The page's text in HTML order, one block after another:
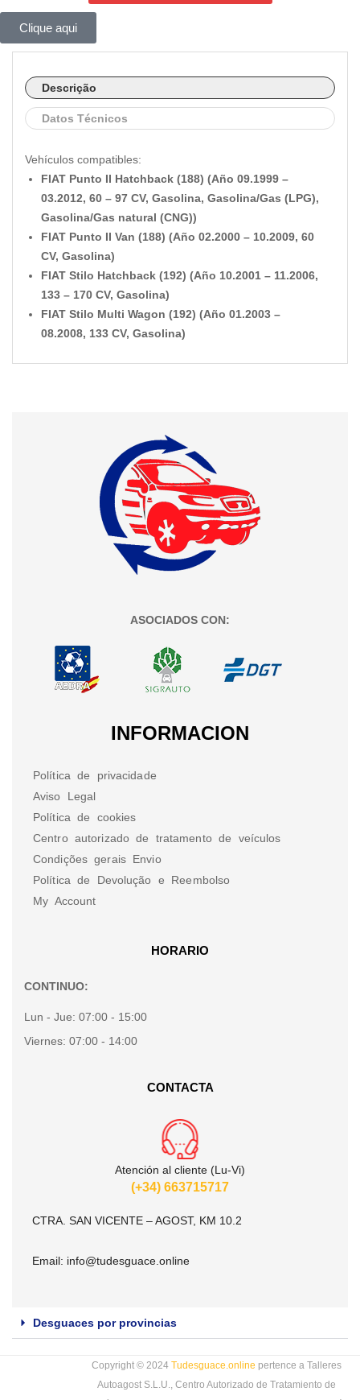
Clique aqui
Descrição
Datos Técnicos
Vehículos compatibles:
FIAT Punto II Hatchback (188) (Año 09.1999 –
03.2012, 60 – 97 CV, Gasolina, Gasolina/Gas (LPG),
Gasolina/Gas natural (CNG))
FIAT Punto II Van (188) (Año 02.2000 – 10.2009, 60
CV, Gasolina)
FIAT Stilo Hatchback (192) (Año 10.2001 – 11.2006,
133 – 170 CV, Gasolina)
FIAT Stilo Multi Wagon (192) (Año 01.2003 –
08.2008, 133 CV, Gasolina)
ASOCIADOS CON:
INFORMACION
Política de privacidade
Aviso Legal
Política de cookies
Centro autorizado de tratamento de veículos
Condições gerais Envio
Política de Devolução e Reembolso
My Account
HORARIO
CONTINUO:
Lun - Jue: 07:00 - 15:00
Viernes: 07:00 - 14:00
CONTACTA
Atención al cliente (Lu-Vi)
(+34) 663715717
CTRA. SAN VICENTE – AGOST, KM 10.2
Email: info@tudesguace.online
Desguaces por provincias
Copyright © 2024 Tudesguace.online pertence a Talleres
Autoagost S.L.U., Centro Autorizado de Tratamiento de